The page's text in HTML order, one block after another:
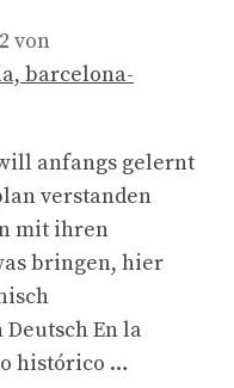
von
anfangs gelernt
verstanden
mit ihren
bringen, hier
En la
histórico …